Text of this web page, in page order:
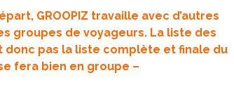
GROOPIZ travaille avec d’autres
groupes de voyageurs. La liste des
donc pas la liste complète et finale du
fera bien en groupe –